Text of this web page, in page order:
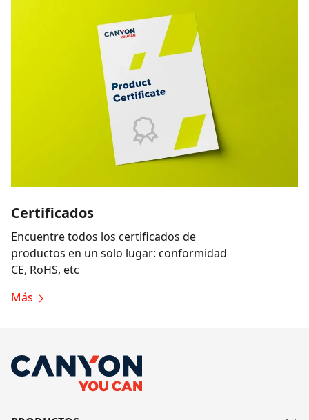
Certificados
Encuentre todos los certificados de
productos en un solo lugar: conformidad
CE, RoHS, etc
Más